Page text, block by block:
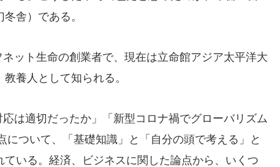
舎）である。
ット生命の創業者で、現在は立命館アジア太平洋大
養人として知られる。
は適切だったか」「新型コロナ禍でグローバリズム
ついて、「基礎知識」と「自分の頭で考える」と
いる。経済、ビジネスに関した論点から、いくつ